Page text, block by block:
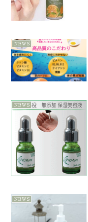
NEWS
NEWS
NEWS